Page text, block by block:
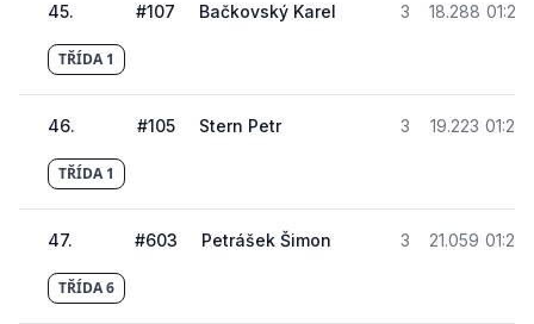
45. #107 Bačkovský Karel 3 18.288
TŘÍDA 1
46. #105 Stern Petr 3 19.223
TŘÍDA 1
47. #603 Petrášek Šimon 3 21.059
TŘÍDA 6